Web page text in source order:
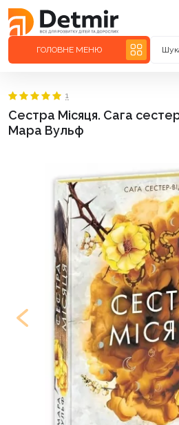
ГОЛОВНЕ МЕНЮ
Сестра Місяця. Сага
Мара Вульф
1